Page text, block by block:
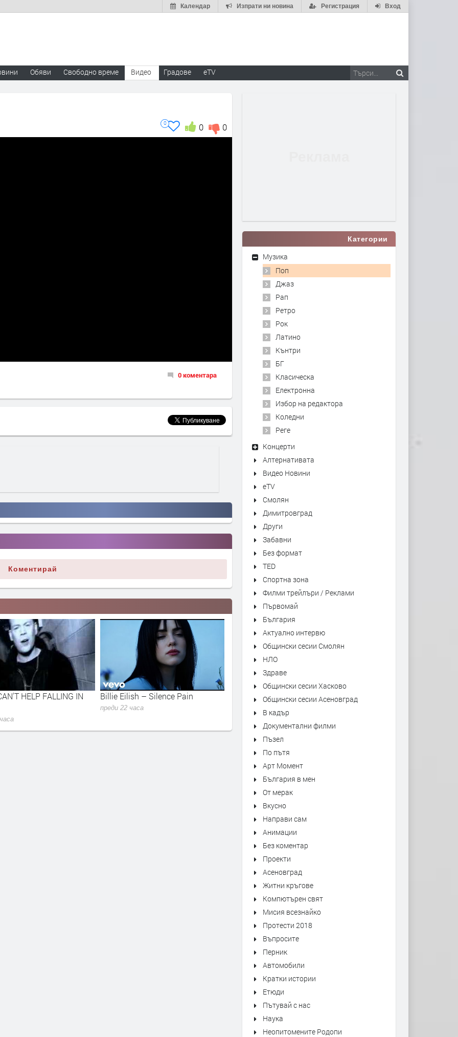
Вход
Регистрация
Изпрати ни новина
Календар
Обяви Свободно време Видео Градове eTV
0
0
0
0 коментара
Коментирай
Billie Eilish – Silence Pain Ivo Dimchev - BLIND
Electric Light Orchestra - Rock n'
Категории
Музика
Поп
Джаз
Рап
Ретро
Рок
Латино
Кънтри
БГ
Класическа
Електронна
Избор на редактора
Коледни
Реге
Концерти
Алтернативата
Видео Новини
eTV
Смолян
Димитровград
Други
Забавни
Без формат
TED
Спортна зона
Филми трейлъри / Реклами
Първомай
България
Актуално интервю
Общински сесии Смолян
НЛО
Здраве
Общински сесии Хасково
Общински сесии Асеновград
В кадър
Документални филми
Пъзел
По пътя
Арт Момент
България в мен
От мерак
Вкусно
Направи сам
Анимации
Без коментар
Проекти
Асеновград
Житни кръгове
Компютърен свят
Мисия всезнайко
Протести 2018
Въпросите
Перник
Автомобили
Кратки истории
Етюди
Пътувай с нас
Наука
Неопитомените Родопи